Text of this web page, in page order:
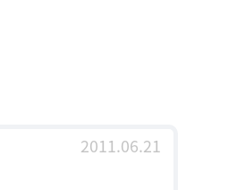
2011.06.21